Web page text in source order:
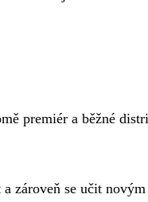
premiér a běžné
zároveň se učit novým